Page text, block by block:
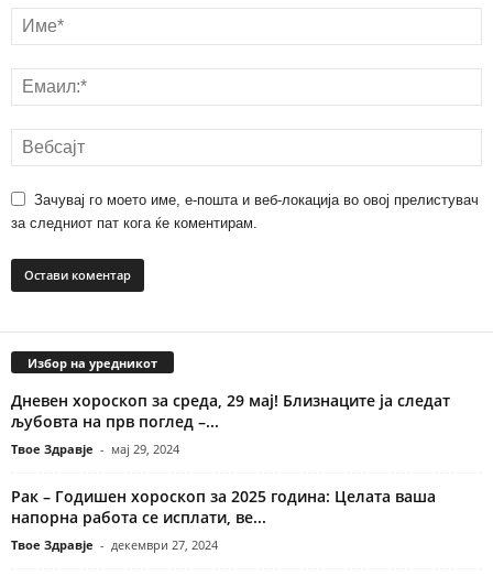
Зачувај го моето име, е-пошта и веб-локација во овој прелистувач
за следниот пат кога ќе коментирам.
Избор на уредникот
Дневен хороскоп за среда, 29 мај! Близнаците ја следат
љубовта на прв поглед –...
Твое Здравје - мај 29, 2024
Рак – Годишен хороскоп за 2025 година: Целата ваша
напорна работа се исплати, ве...
Твое Здравје - декември 27, 2024